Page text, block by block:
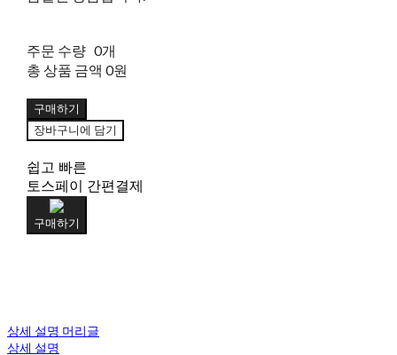
주문 수량 0개
총 상품 금액 0원
구매하기
장바구니에 담기
쉽고 빠른
토스페이 간편결제
구매하기
상세 설명 머리글
상세 설명